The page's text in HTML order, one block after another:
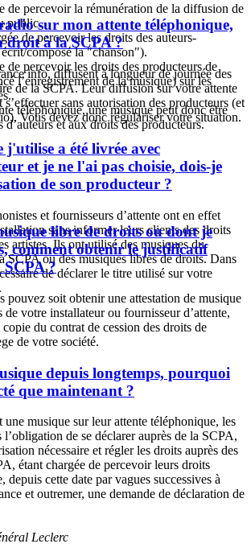
de percevoir la rémunération de la diffusion de
public.
de percevoir les droits des auteurs-
composé la "chanson").
de percevoir les droits des producteurs de
l’enregistrement de la musique) sur les
téléphonique, une musique peut donc être
d’auteurs et aux droits des producteurs.
sur mon attente téléphonique,
droit à la SCPA ?
info, diffusent à longueur de journée des
de la SCPA. Leur diffusion sur votre attente
sans autorisation des producteurs (et
Vous devez donc régulariser votre situation.
j'utilise a été livrée avec
et je ne l'ai pas choisie, dois-je
de son producteur ?
et fournisseurs d’attente ont en effet
sans informer leurs clients des droits
artistes. Ils ont utilisé des musiques du
SCPA ou des musiques libres de droits. Dans
de déclarer le titre utilisé sur votre
libre de droits ou dont je
comment obtenir le justificatif
?
pouvez soit obtenir une attestation de musique
de votre installateur ou fournisseur d’attente,
du contrat de cession des droits de
de votre société.
depuis longtemps, pourquoi
que maintenant ?
une musique sur leur attente téléphonique, les
l’obligation de se déclarer auprès de la SCPA,
nécessaire et régler les droits auprès des
étant chargée de percevoir leurs droits
depuis cette date par vagues successives à
et outremer, une demande de déclaration de
Leclerc